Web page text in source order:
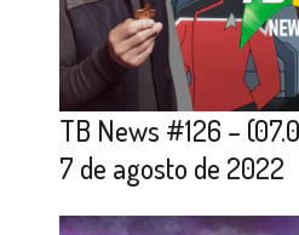
TB News #126 –
7 de agosto de 2022